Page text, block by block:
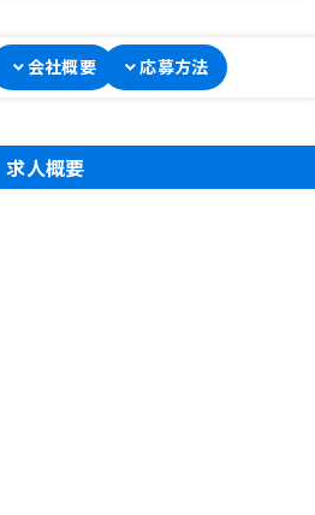
会社概要 応募方法
求人概要